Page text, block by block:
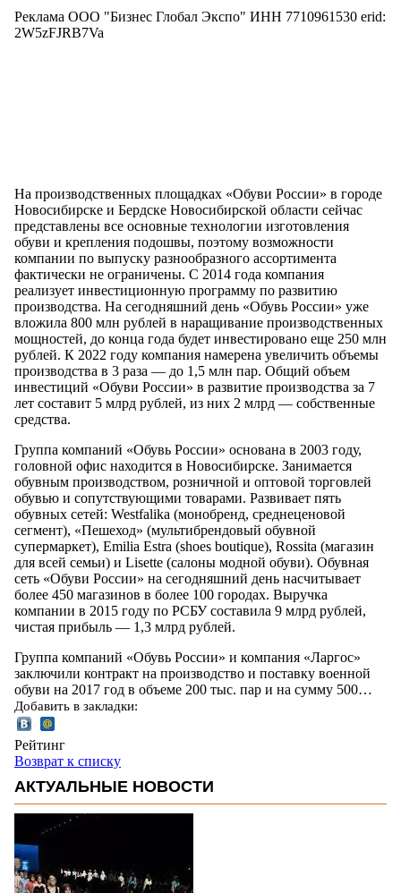
Реклама ООО "Бизнес Глобал Экспо" ИНН 7710961530 erid:
2W5zFJRB7Va
На производственных площадках «Обуви России» в городе
Новосибирске и Бердске Новосибирской области сейчас
представлены все основные технологии изготовления
обуви и крепления подошвы, поэтому возможности
компании по выпуску разнообразного ассортимента
фактически не ограничены. С 2014 года компания
реализует инвестиционную программу по развитию
производства. На сегодняшний день «Обувь России» уже
вложила 800 млн рублей в наращивание производственных
мощностей, до конца года будет инвестировано еще 250 млн
рублей. К 2022 году компания намерена увеличить объемы
производства в 3 раза — до 1,5 млн пар. Общий объем
инвестиций «Обуви России» в развитие производства за 7
лет составит 5 млрд рублей, из них 2 млрд — собственные
средства.
Группа компаний «Обувь России» основана в 2003 году,
головной офис находится в Новосибирске. Занимается
обувным производством, розничной и оптовой торговлей
обувью и сопутствующими товарами. Развивает пять
обувных сетей: Westfalika (монобренд, среднеценовой
сегмент), «Пешеход» (мультибрендовый обувной
супермаркет), Emilia Estra (shoes boutique), Rossita (магазин
для всей семьи) и Lisette (салоны модной обуви). Обувная
сеть «Обуви России» на сегодняшний день насчитывает
более 450 магазинов в более 100 городах. Выручка
компании в 2015 году по РСБУ составила 9 млрд рублей,
чистая прибыль — 1,3 млрд рублей.
Группа компаний «Обувь России» и компания «Ларгос»
заключили контракт на производство и поставку военной
обуви на 2017 год в объеме 200 тыс. пар и на сумму 500…
Добавить в закладки:
Рейтинг
Возврат к списку
АКТУАЛЬНЫЕ НОВОСТИ